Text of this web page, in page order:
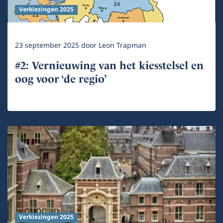
Verkiezingen 2025
23 september 2025door Leon Trapman
#2: Vernieuwing van het kiesstelsel en
oog voor ‘de regio’
Verkiezingen 2025